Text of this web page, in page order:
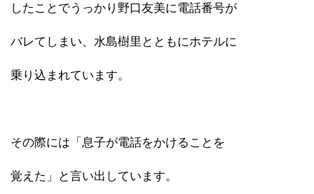
したことでうっかり野口友美に電話番号が
バレてしまい、水島樹里とともにホテルに
乗り込まれています。
その際には「息子が電話をかけることを
覚えた」と言い出しています。